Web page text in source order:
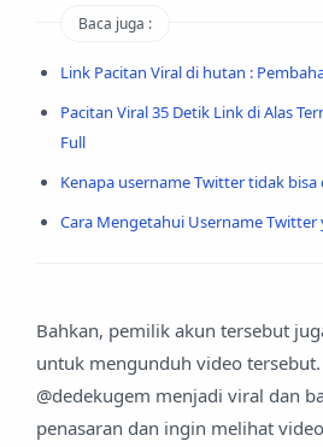
Baca juga :
Link Pacitan Viral di hutan :
Pacitan Viral 35 Detik Link di Alas
Full
Kenapa username Twitter tidak
Cara Mengetahui Username Twitter
Bahkan, pemilik akun tersebut
untuk mengunduh video
@dedekugem menjadi viral dan
penasaran dan ingin melihat